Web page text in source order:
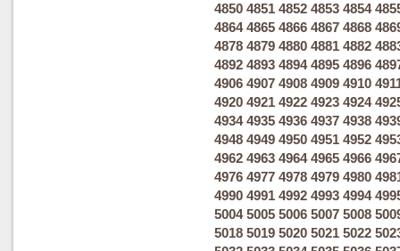
4850 4851 4852 4853 4854
4864 4865 4866 4867 4868
4878 4879 4880 4881 4882
4892 4893 4894 4895 4896
4906 4907 4908 4909 4910
4920 4921 4922 4923 4924
4934 4935 4936 4937 4938
4948 4949 4950 4951 4952
4962 4963 4964 4965 4966
4976 4977 4978 4979 4980
4990 4991 4992 4993 4994
5004 5005 5006 5007 5008
5018 5019 5020 5021 5022